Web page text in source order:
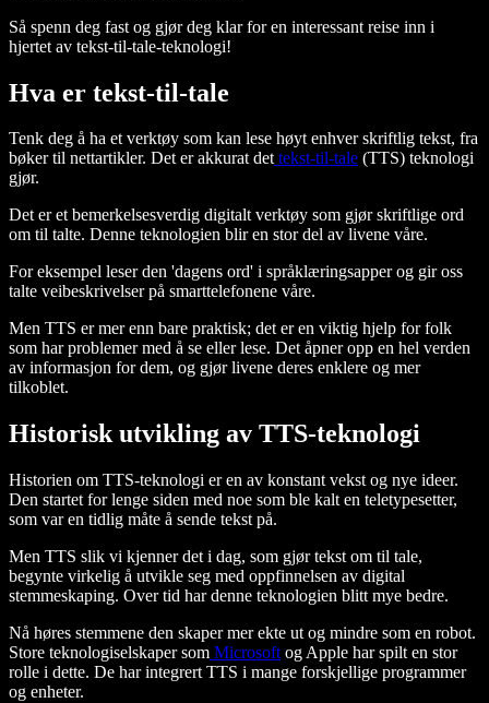
Så spenn deg fast og gjør deg klar for en interessant reise inn i
hjertet av tekst-til-tale-teknologi!
Hva er tekst-til-tale
Tenk deg å ha et verktøy som kan lese høyt enhver skriftlig tekst, fra
bøker til nettartikler. Det er akkurat dettekst-til-tale (TTS) teknologi
gjør.
Det er et bemerkelsesverdig digitalt verktøy som gjør skriftlige ord
om til talte. Denne teknologien blir en stor del av livene våre.
For eksempel leser den 'dagens ord' i språklæringsapper og gir oss
talte veibeskrivelser på smarttelefonene våre.
Men TTS er mer enn bare praktisk; det er en viktig hjelp for folk
som har problemer med å se eller lese. Det åpner opp en hel verden
av informasjon for dem, og gjør livene deres enklere og mer
tilkoblet.
Historisk utvikling av TTS-teknologi
Historien om TTS-teknologi er en av konstant vekst og nye ideer.
Den startet for lenge siden med noe som ble kalt en teletypesetter,
som var en tidlig måte å sende tekst på.
Men TTS slik vi kjenner det i dag, som gjør tekst om til tale,
begynte virkelig å utvikle seg med oppfinnelsen av digital
stemmeskaping. Over tid har denne teknologien blitt mye bedre.
Nå høres stemmene den skaper mer ekte ut og mindre som en robot.
Store teknologiselskaper som Microsoft og Apple har spilt en stor
rolle i dette. De har integrert TTS i mange forskjellige programmer
og enheter.